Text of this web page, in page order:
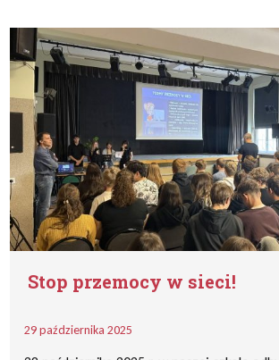
Stop przemocy w sieci!
29 października 2025